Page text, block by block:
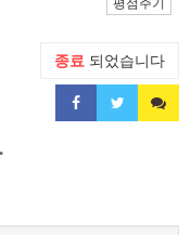
평점주기
종료 되었습니다